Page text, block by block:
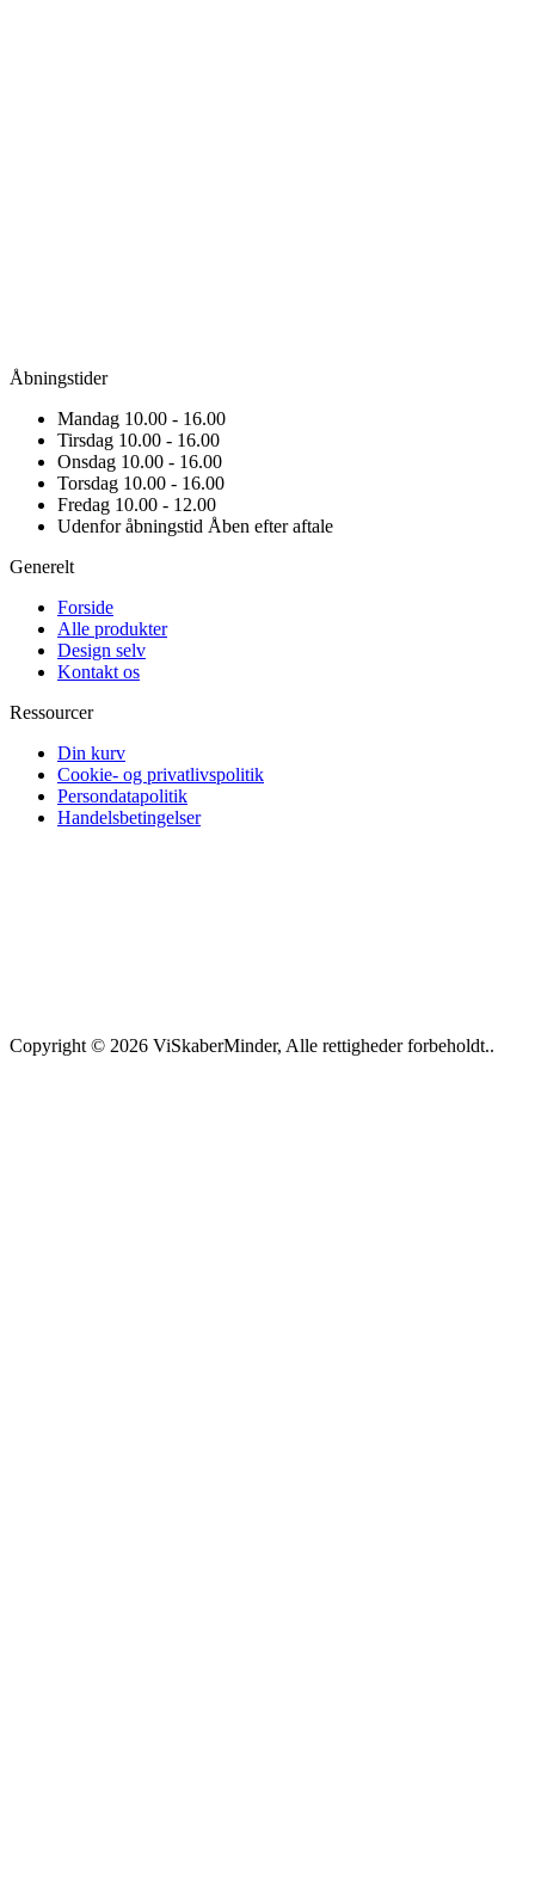
Åbningstider
Mandag 10.00 - 16.00
Tirsdag 10.00 - 16.00
Onsdag 10.00 - 16.00
Torsdag 10.00 - 16.00
Fredag 10.00 - 12.00
Udenfor åbningstid Åben efter aftale
Generelt
Forside
Alle produkter
Design selv
Kontakt os
Ressourcer
Din kurv
Cookie- og privatlivspolitik
Persondatapolitik
Handelsbetingelser
Copyright © 2026 ViSkaberMinder, Alle rettigheder forbeholdt..